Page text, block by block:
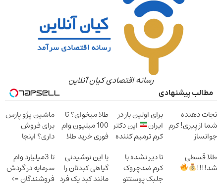
رسانه اقتصادی کیان آنلاین
مطالب پیشنهادی
نجات دهنده
شما از پیری! کرم
جوانساز
برای اولین بار در
ایران
این دکتر
کرم ترمیم کننده
طلا میخوای؟ تا
100 میلیون وام
فوری خرید طلا
ماشین پژو پارس
برای فروش
داری؟ اینجا
طلا قسطی
شد!!!!
تا دیر نشده با
کرم ضدچروک
جلبک پوستتو
با این نوشیدنی
گیاهی کبدتان را
مانند کبد یک فرد
تا 3میلیارد وام
سرمایه در گردش
فروشندگان =>